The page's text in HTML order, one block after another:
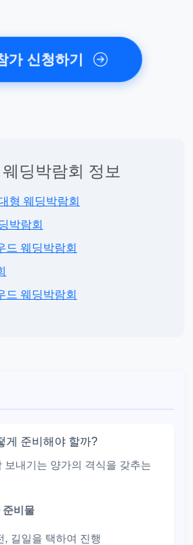
가 신청하기
딩박람회 정보
형 웨딩박람회
박람회
드 웨딩박람회
드 웨딩박람회
게 준비해야 할까?
보내기는 양가의 격식을 갖추는
준비물
, 길일을 택하여 진행